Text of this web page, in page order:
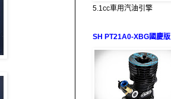
5.1cc車用汽油引擎
SH PT21A0-XBG國慶版